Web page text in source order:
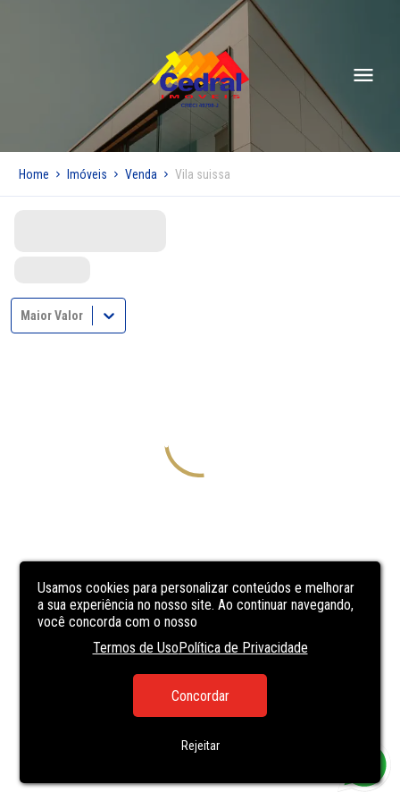
Usamos cookies para personalizar conteúdos e melhorar
a sua experiência no nosso site. Ao continuar navegando,
você concorda com o nosso
Termos de UsoPolítica de Privacidade
Concordar
Rejeitar
Home Imóveis Venda Vila suissa
Maior Valor